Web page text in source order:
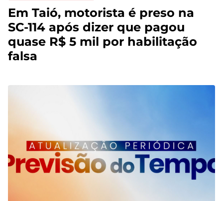
Em Taió, motorista é preso na
SC-114 após dizer que pagou
quase R$ 5 mil por habilitação
falsa